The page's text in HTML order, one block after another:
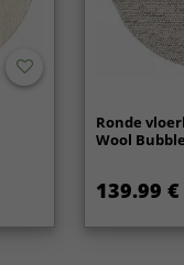
Ronde
Wool
139.99 €